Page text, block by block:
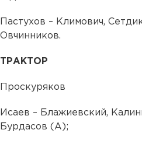
Пастухов – Климович,
Овчинников.
ТРАКТОР
Проскуряков
Исаев – Блажиевский,
Бурдасов (А);